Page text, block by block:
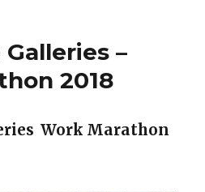
–
2018
Work Marathon